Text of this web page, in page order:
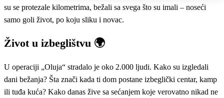
su se protezale kilometrima, bežali sa svega što su imali – noseći
samo goli život, po koju sliku i novac.
Život u izbeglištvu 🌍
U operaciji „Oluja“ stradalo je oko 2.000 ljudi. Kako su izgledali
dani bežanja? Šta znači kada ti dom postane izbeglički centar, kamp
ili tuđa kuća? Kako danas žive sa sećanjem koje verovatno nikad ne